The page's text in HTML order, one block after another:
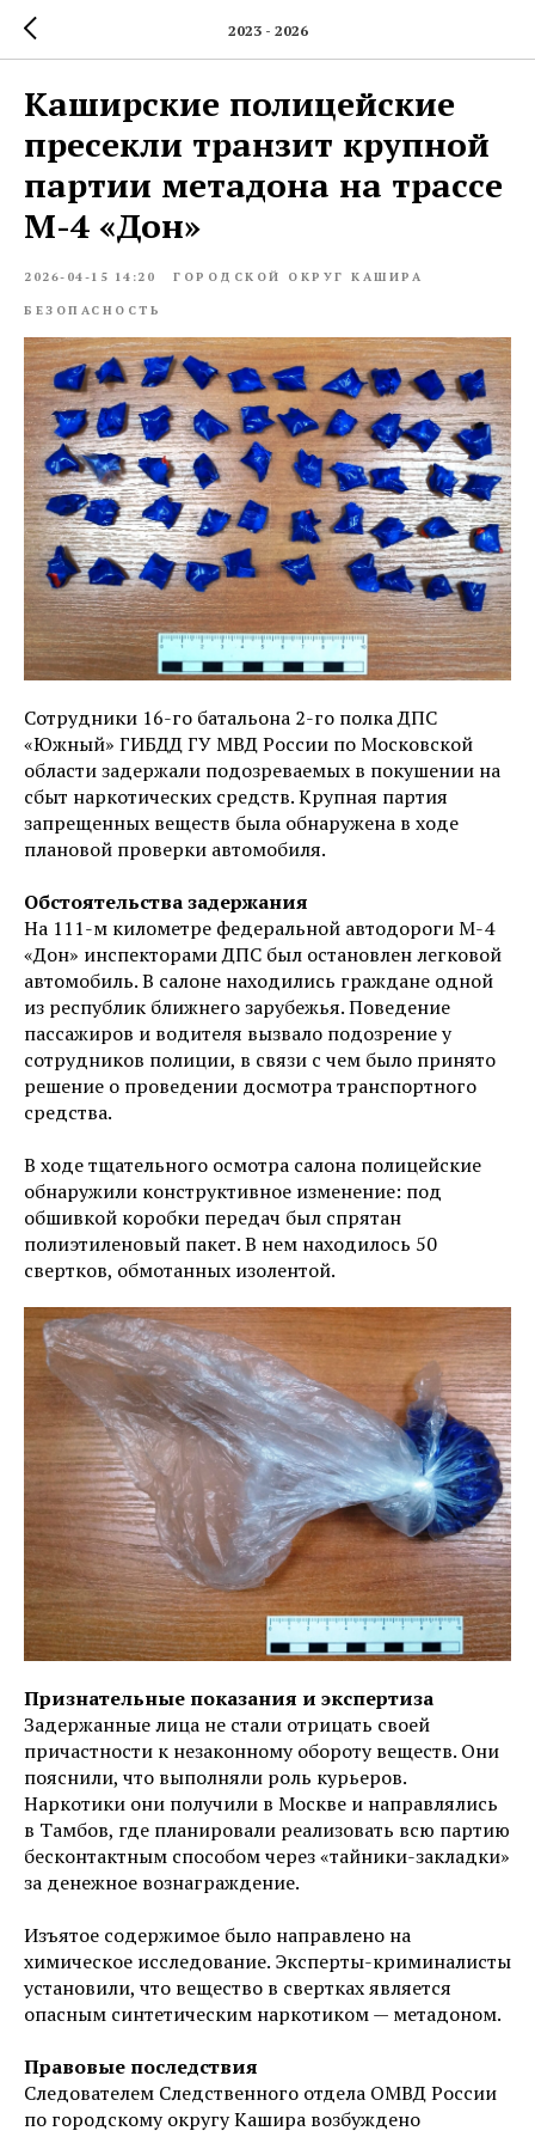
2023 - 2026
Каширские полицейские
пресекли транзит крупной
партии метадона на трассе
М-4 «Дон»
2026-04-15 14:20 ГОРОДСКОЙ ОКРУГ КАШИРА
БЕЗОПАСНОСТЬ
Сотрудники 16-го батальона 2-го полка ДПС
«Южный» ГИБДД ГУ МВД России по Московской
области задержали подозреваемых в покушении на
сбыт наркотических средств. Крупная партия
запрещенных веществ была обнаружена в ходе
плановой проверки автомобиля.
Обстоятельства задержания
На 111-м километре федеральной автодороги М-4
«Дон» инспекторами ДПС был остановлен легковой
автомобиль. В салоне находились граждане одной
из республик ближнего зарубежья. Поведение
пассажиров и водителя вызвало подозрение у
сотрудников полиции, в связи с чем было принято
решение о проведении досмотра транспортного
средства.
В ходе тщательного осмотра салона полицейские
обнаружили конструктивное изменение: под
обшивкой коробки передач был спрятан
полиэтиленовый пакет. В нем находилось 50
свертков, обмотанных изолентой.
Признательные показания и экспертиза
Задержанные лица не стали отрицать своей
причастности к незаконному обороту веществ. Они
пояснили, что выполняли роль курьеров.
Наркотики они получили в Москве и направлялись
в Тамбов, где планировали реализовать всю партию
бесконтактным способом через «тайники-закладки»
за денежное вознаграждение.
Изъятое содержимое было направлено на
химическое исследование. Эксперты-криминалисты
установили, что вещество в свертках является
опасным синтетическим наркотиком — метадоном.
Правовые последствия
Следователем Следственного отдела ОМВД России
по городскому округу Кашира возбуждено